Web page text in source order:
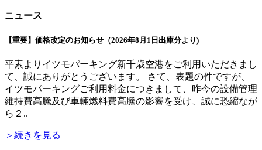
ニュース
【重要】価格改定のお知らせ（2026年8月1日出庫分より)
平素よりイツモパーキング新千歳空港をご利用いただきまし
て、誠にありがとうございます。 さて、表題の件ですが、
イツモパーキングご利用料金につきまして、昨今の設備管理
維持費高騰及び車輛燃料費高騰の影響を受け、誠に恐縮なが
ら２..
＞続きを見る